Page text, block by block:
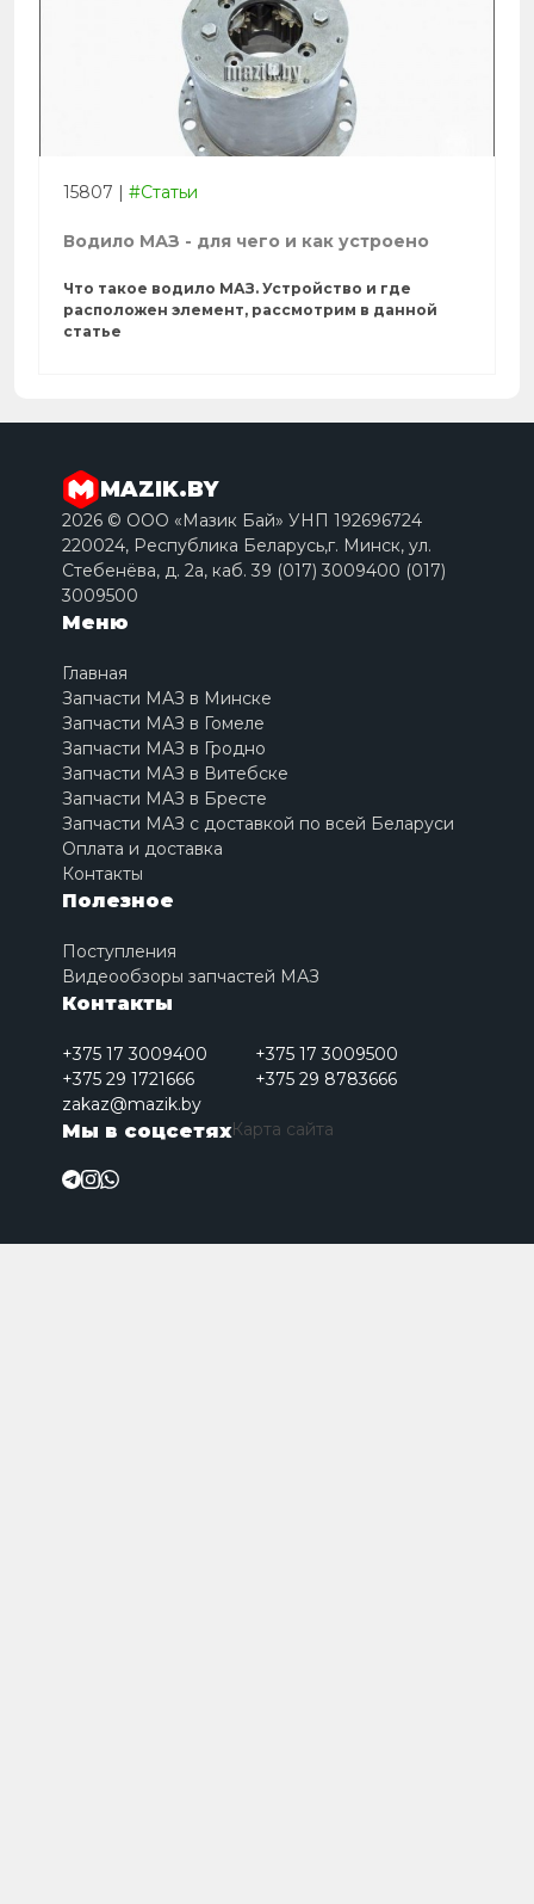
15807 | #Статьи
Водило МАЗ - для чего и как устроено
Что такое водило МАЗ. Устройство и где
расположен элемент, рассмотрим в данной
статье
MAZIK.BY
2026 © ООО «Мазик Бай» УНП 192696724
220024, Республика Беларусь,г. Минск, ул.
Стебенёва, д. 2a, каб. 39 (017) 3009400 (017)
3009500
Меню
Главная
Запчасти МАЗ в Минске
Запчасти МАЗ в Гомеле
Запчасти МАЗ в Гродно
Запчасти МАЗ в Витебске
Запчасти МАЗ в Бресте
Запчасти МАЗ с доставкой по всей Беларуси
Оплата и доставка
Контакты
Полезное
Поступления
Видеообзоры запчастей МАЗ
Контакты
+375 17 3009400
+375 17 3009500
+375 29 1721666
+375 29 8783666
zakaz@mazik.by
Мы в соцсетяхКарта сайта